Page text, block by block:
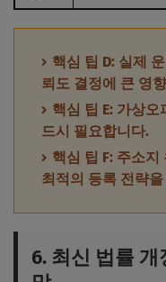
핵심 팁 D: 실제
뢰도 결정에 큰 영
핵심 팁 E: 가상
드시 필요합니다.
핵심 팁 F: 주소
최적의 등록 전략
6. 최신 법률